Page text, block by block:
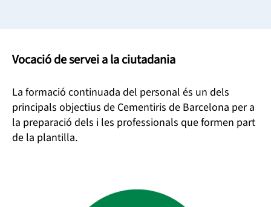
Vocació de servei a la ciutadania
La formació continuada del personal és un dels
principals objectius de Cementiris de Barcelona per a
la preparació dels i les professionals que formen part
de la plantilla.